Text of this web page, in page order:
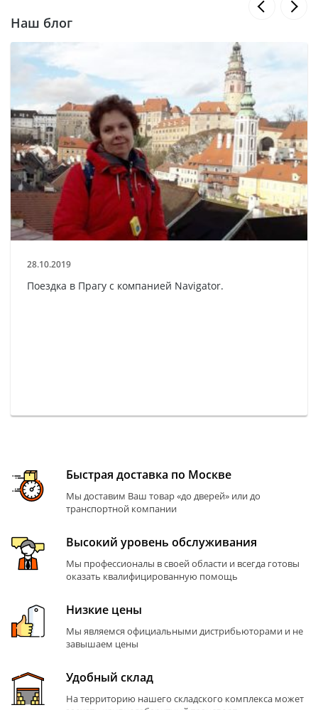
Наш блог
28.10.2019
Поездка в Прагу с компанией Navigator.
Быстрая доставка по Москве
Мы доставим Ваш товар «до дверей» или до
транспортной компании
Высокий уровень обслуживания
Мы профессионалы в своей области и всегда готовы
оказать квалифицированную помощь
Низкие цены
Мы являемся официальными дистрибьюторами и не
завышаем цены
Удобный склад
На территорию нашего складского комплекса может